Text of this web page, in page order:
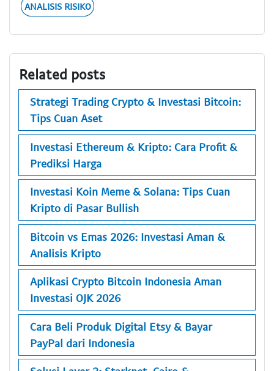
ANALISIS RISIKO
Related posts
Strategi Trading Crypto & Investasi Bitcoin:
Tips Cuan Aset
Investasi Ethereum & Kripto: Cara Profit &
Prediksi Harga
Investasi Koin Meme & Solana: Tips Cuan
Kripto di Pasar Bullish
Bitcoin vs Emas 2026: Investasi Aman &
Analisis Kripto
Aplikasi Crypto Bitcoin Indonesia Aman
Investasi OJK 2026
Cara Beli Produk Digital Etsy & Bayar
PayPal dari Indonesia